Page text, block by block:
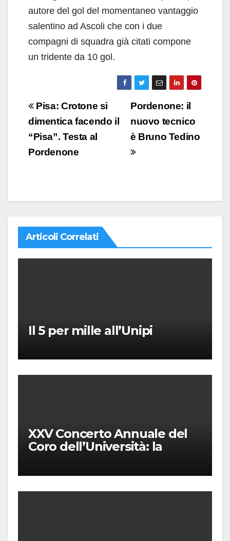
autore del gol del momentaneo vantaggio
salentino ad Ascoli che con i due
compagni di squadra già citati compone
un tridente da 10 gol.
Navigazione
articoli
Pordenone: il
nuovo tecnico
è Bruno Tedino
Pisa: Crotone si
dimentica facendo il
“Pisa”. Testa al
Pordenone
Articoli Correlati
Il 5 per mille all’Unipi
XXV Concerto Annuale del
Coro dell’Università: la
Puccini